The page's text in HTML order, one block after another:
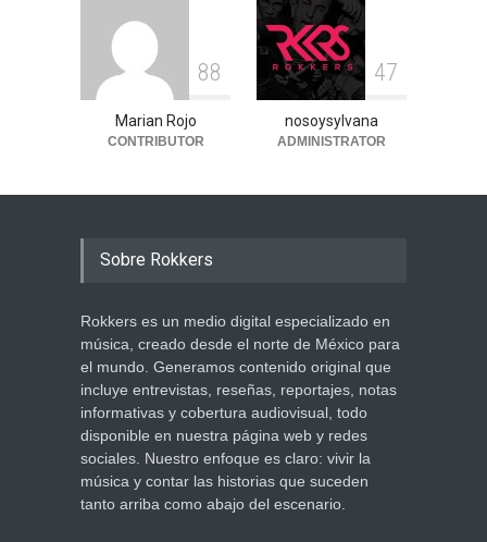
88
Marian Rojo
CONTRIBUTOR
47
nosoysylvana
ADMINISTRATOR
Sobre Rokkers
Rokkers es un medio digital especializado en
música, creado desde el norte de México para
el mundo. Generamos contenido original que
incluye entrevistas, reseñas, reportajes, notas
informativas y cobertura audiovisual, todo
disponible en nuestra página web y redes
sociales. Nuestro enfoque es claro: vivir la
música y contar las historias que suceden
tanto arriba como abajo del escenario.